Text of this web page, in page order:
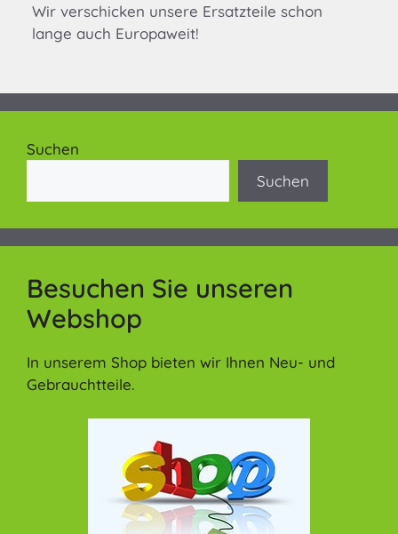
Wir verschicken unsere Ersatzteile schon
lange auch Europaweit!
Suchen
Suchen
Besuchen Sie unseren
Webshop
In unserem Shop bieten wir Ihnen Neu- und
Gebrauchtteile.